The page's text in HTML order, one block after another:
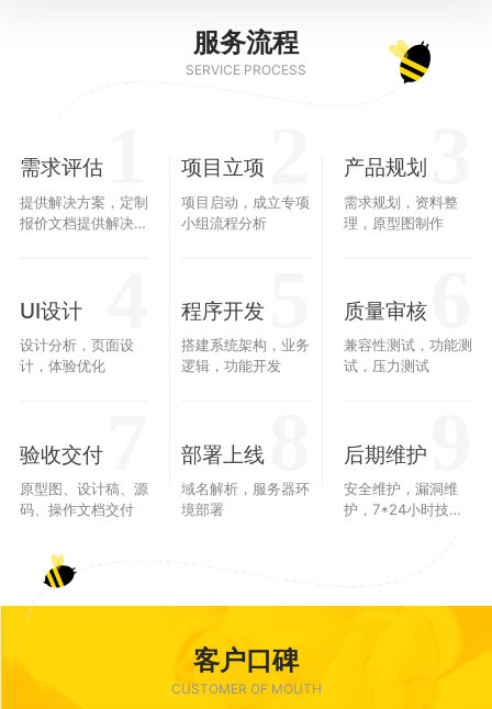
服务流程
SERVICE PROCESS
需求评估
提供解决方案，定制
报价文档提供解决方
项目立项
项目启动，成立专项
小组流程分析
产品规划
需求规划，资料整
理，原型图制作
UI设计
设计分析，页面设
计，体验优化
程序开发
搭建系统架构，业务
逻辑，功能开发
质量审核
兼容性测试，功能测
试，压力测试
验收交付
原型图、设计稿、源
码、操作文档交付
部署上线
域名解析，服务器环
境部署
后期维护
安全维护，漏洞维
护，7*24小时技术
客户口碑
CUSTOMER OF MOUTH